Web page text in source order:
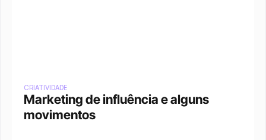
CRIATIVIDADE
Marketing de influência e alguns
movimentos